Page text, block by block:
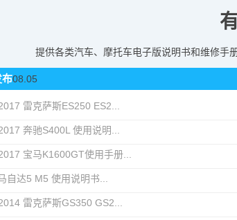
提供各类汽车、摩托车电子版说明书和维修手
布08.05
雷克萨斯ES250 ES2...
奔驰S400L 使用说明...
宝马K1600GT使用手册...
自达5 M5 使用说明书...
雷克萨斯GS350 GS2...